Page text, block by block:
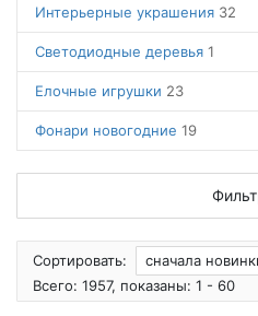
Интерьерные украшения 32
Светодиодные деревья 1
Елочные игрушки 23
Фонари новогодние 19
Сортировать:
сначала
Всего: 1957, показаны: 1 - 60